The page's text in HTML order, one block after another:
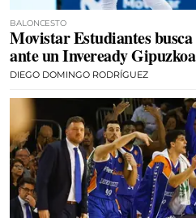
BALONCESTO
Movistar Estudiantes
ante un Inveready
DIEGO DOMINGO RODRÍGUEZ